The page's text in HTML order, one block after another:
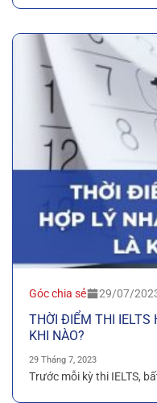
Góc chia sẻ 29/07/
THỜI ĐIỂM THI IELTS
KHI NÀO?
29 Tháng 7, 2023
Trước mỗi kỳ thi IELTS,